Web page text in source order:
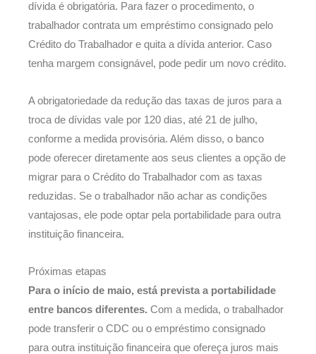
dívida é obrigatória. Para fazer o procedimento, o
trabalhador contrata um empréstimo consignado pelo
Crédito do Trabalhador e quita a dívida anterior. Caso
tenha margem consignável, pode pedir um novo crédito.
A obrigatoriedade da redução das taxas de juros para a
troca de dívidas vale por 120 dias, até 21 de julho,
conforme a medida provisória. Além disso, o banco
pode oferecer diretamente aos seus clientes a opção de
migrar para o Crédito do Trabalhador com as taxas
reduzidas. Se o trabalhador não achar as condições
vantajosas, ele pode optar pela portabilidade para outra
instituição financeira.
Próximas etapas
Para o início de maio, está prevista a portabilidade
entre bancos diferentes. Com a medida, o trabalhador
pode transferir o CDC ou o empréstimo consignado
para outra instituição financeira que ofereça juros mais